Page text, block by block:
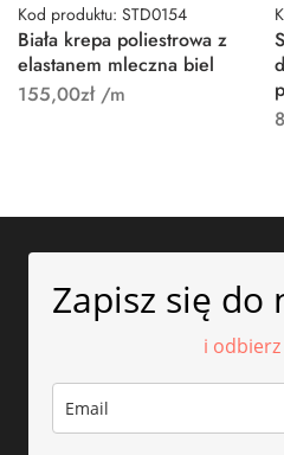
Kod produktu: STD0154
Biała krepa poliestrowa z
elastanem mleczna biel
155,00zł/m
Zapisz się do
i odbierz